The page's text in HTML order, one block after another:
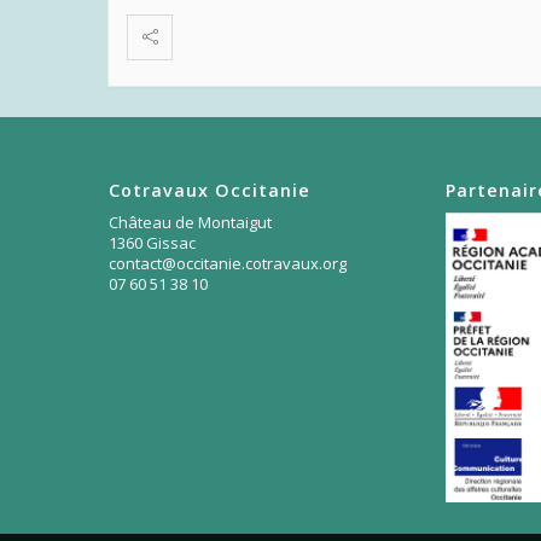
Cotravaux Occitanie
Château de Montaigut
1360 Gissac
contact@occitanie.cotravaux.org
07 60 51 38 10